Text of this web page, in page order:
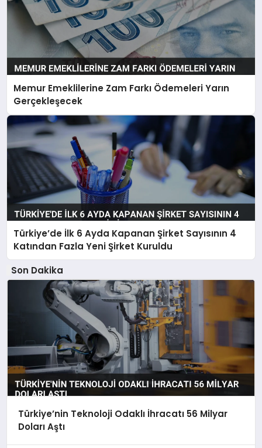
Memur Emeklilerine Zam Farkı Ödemeleri Yarın
Gerçekleşecek
Türkiye’de İlk 6 Ayda Kapanan Şirket Sayısının 4
Katından Fazla Yeni Şirket Kuruldu
Son Dakika
Türkiye’nin Teknoloji Odaklı İhracatı 56 Milyar
Doları Aştı